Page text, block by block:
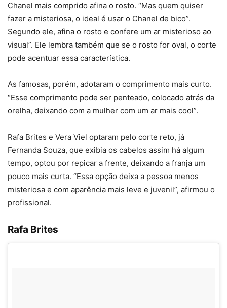
Chanel mais comprido afina o rosto. “Mas quem quiser
fazer a misteriosa, o ideal é usar o Chanel de bico”.
Segundo ele, afina o rosto e confere um ar misterioso ao
visual”. Ele lembra também que se o rosto for oval, o corte
pode acentuar essa característica.
As famosas, porém, adotaram o comprimento mais curto.
“Esse comprimento pode ser penteado, colocado atrás da
orelha, deixando com a mulher com um ar mais cool”.
Rafa Brites e Vera Viel optaram pelo corte reto, já
Fernanda Souza, que exibia os cabelos assim há algum
tempo, optou por repicar a frente, deixando a franja um
pouco mais curta. “Essa opção deixa a pessoa menos
misteriosa e com aparência mais leve e juvenil”, afirmou o
profissional.
Rafa Brites